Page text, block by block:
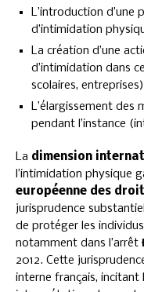
L’introduction d’une
d’intimidation
La création d’une
d’intimidation dans
scolaires, entreprises)
L’élargissement des
pendant l’instance
La dimension
l’intimidation physique
européenne des
jurisprudence
de protéger les
notamment dans l’arrêt
2012. Cette
interne français,